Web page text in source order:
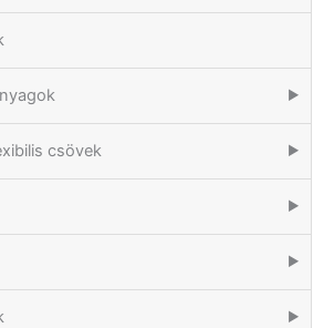
▶
csövek ▶
▶
▶
▶